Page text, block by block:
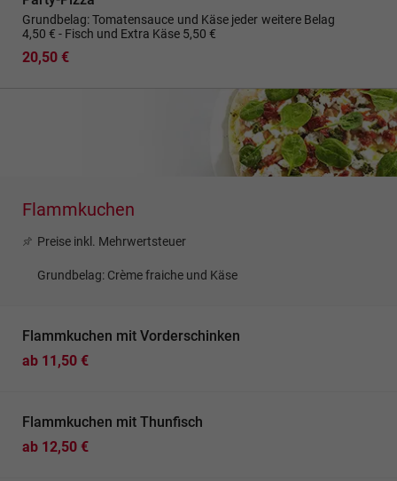
Grundbelag: Tomatensauce und Käse jeder weitere Belag
4,50 € - Fisch und Extra Käse 5,50 €
20,50 €
Flammkuchen
Preise inkl. Mehrwertsteuer
Grundbelag: Crème fraiche und Käse
Flammkuchen mit Vorderschinken
ab 11,50 €
Flammkuchen mit Thunfisch
ab 12,50 €